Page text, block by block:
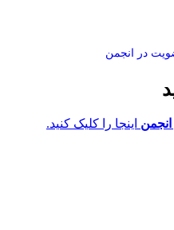
در انجمن
اینجا را کلیک کنید.